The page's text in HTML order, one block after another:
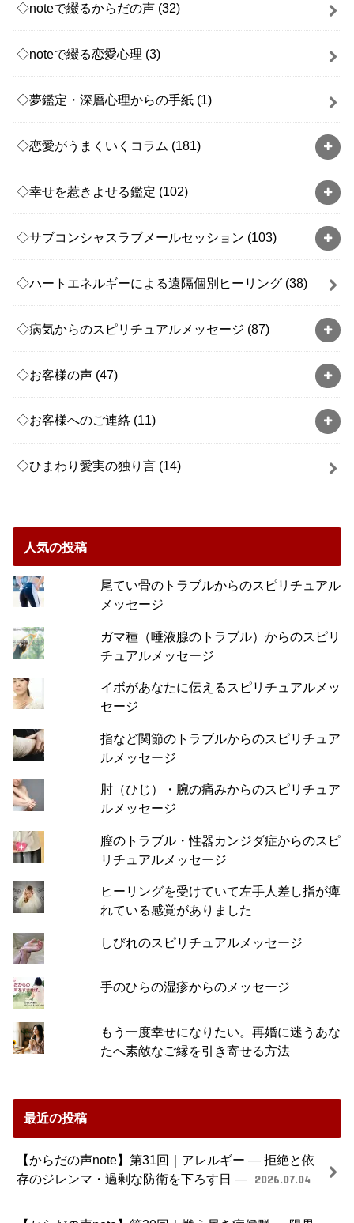
◇noteで綴るからだの声 (32)
◇noteで綴る恋愛心理 (3)
◇夢鑑定・深層心理からの手紙 (1)
◇恋愛がうまくいくコラム (181)
◇幸せを惹きよせる鑑定 (102)
◇サブコンシャスラブメールセッション (103)
◇ハートエネルギーによる遠隔個別ヒーリング (38)
◇病気からのスピリチュアルメッセージ (87)
◇お客様の声 (47)
◇お客様へのご連絡 (11)
◇ひまわり愛実の独り言 (14)
人気の投稿
尾てい骨のトラブルからのスピリチュアル
メッセージ
ガマ種（唾液腺のトラブル）からのスピリ
チュアルメッセージ
イボがあなたに伝えるスピリチュアルメッ
セージ
指など関節のトラブルからのスピリチュア
ルメッセージ
肘（ひじ）・腕の痛みからのスピリチュア
ルメッセージ
膣のトラブル・性器カンジダ症からのスピ
リチュアルメッセージ
ヒーリングを受けていて左手人差し指が痺
れている感覚がありました
しびれのスピリチュアルメッセージ
手のひらの湿疹からのメッセージ
もう一度幸せになりたい。再婚に迷うあな
たへ素敵なご縁を引き寄せる方法
最近の投稿
【からだの声note】第31回｜アレルギー ― 拒絶と依
存のジレンマ・過剰な防衛を下ろす日 ― 2026.07.04